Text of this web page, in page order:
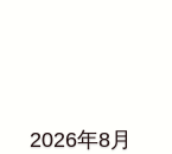
2026年8月